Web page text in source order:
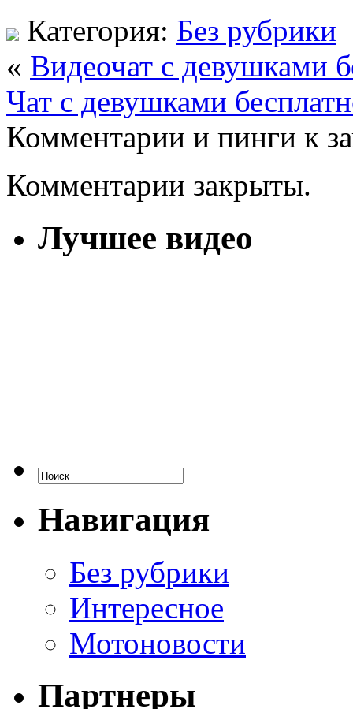
Категория: Без рубрики
« Видеочат с девушками
Чат с девушками
Комментарии и пинги к
Комментарии закрыты.
Лучшее видео
Навигация
Без рубрики
Интересное
Мотоновости
Партнеры